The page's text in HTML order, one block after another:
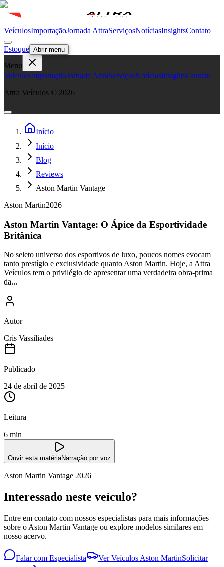
VeículosImportaçãoJornada AttraServiçosNotíciasInsightsContato
Estoque Abrir menu
Menu
VeículosImportaçãoJornada AttraServiçosNotíciasInsightsContato
Attra Veículos © 2026
Início
Início
Blog
Reviews
Aston Martin Vantage
Aston Martin2026
Aston Martin Vantage: O Ápice da Esportividade
Britânica
No seleto universo dos esportivos de luxo, poucos nomes evocam
tanto prestígio e exclusividade quanto Aston Martin. Hoje, a Attra
Veículos tem o privilégio de apresentar uma verdadeira obra-prima
da...
Autor
Cris Vassiliades
Publicado
24 de abril de 2025
Leitura
6 min
Ouvir esta matériaNarração por voz
Aston Martin Vantage 2026
Interessado neste veículo?
Entre em contato com nossos especialistas para mais informações
sobre o Aston Martin Vantage ou explore modelos similares em
nosso acervo.
Falar com Especialista Ver Veículos Aston MartinSolicitar